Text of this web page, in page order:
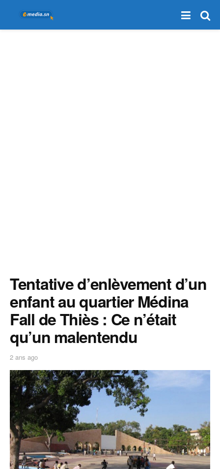
Tentative d’enlèvement d’un
enfant au quartier Médina
Fall de Thiès : Ce n’était
qu’un malentendu
2 ans ago